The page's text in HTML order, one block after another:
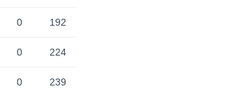
0 192
0 224
0 239